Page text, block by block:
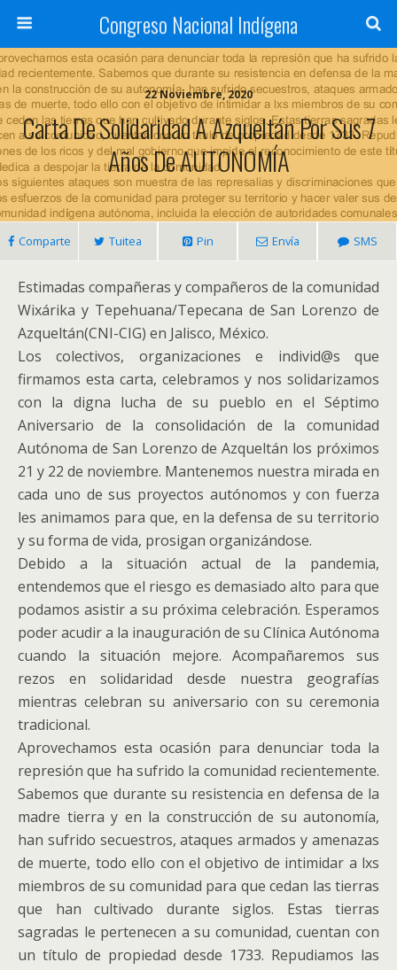
Congreso Nacional Indígena
22 Noviembre, 2020
Carta De Solidaridad A Azqueltán Por Sus 7
Años De AUTONOMÍA
Comparte Tuitea Pin Envía SMS
Estimadas compañeras y compañeros de la comunidad
Wixárika y Tepehuana/Tepecana de San Lorenzo de
Azqueltán(CNI-CIG) en Jalisco, México.
Los colectivos, organizaciones e individ@s que
firmamos esta carta, celebramos y nos solidarizamos
con la digna lucha de su pueblo en el Séptimo
Aniversario de la consolidación de la comunidad
Autónoma de San Lorenzo de Azqueltán los próximos
21 y 22 de noviembre. Mantenemos nuestra mirada en
cada uno de sus proyectos autónomos y con fuerza
les animamos para que, en la defensa de su territorio
y su forma de vida, prosigan organizándose.
Debido a la situación actual de la pandemia,
entendemos que el riesgo es demasiado alto para que
podamos asistir a su próxima celebración. Esperamos
poder acudir a la inauguración de su Clínica Autónoma
cuando la situación mejore. Acompañaremos sus
rezos en solidaridad desde nuestra geografías
mientras celebran su aniversario con su ceremonia
tradicional.
Aprovechamos esta ocasión para denunciar toda la
represión que ha sufrido la comunidad recientemente.
Sabemos que durante su resistencia en defensa de la
madre tierra y en la construcción de su autonomía,
han sufrido secuestros, ataques armados y amenazas
de muerte, todo ello con el objetivo de intimidar a lxs
miembros de su comunidad para que cedan las tierras
que han cultivado durante siglos. Estas tierras
sagradas le pertenecen a su comunidad, cuentan con
un título de propiedad desde 1733. Repudiamos las